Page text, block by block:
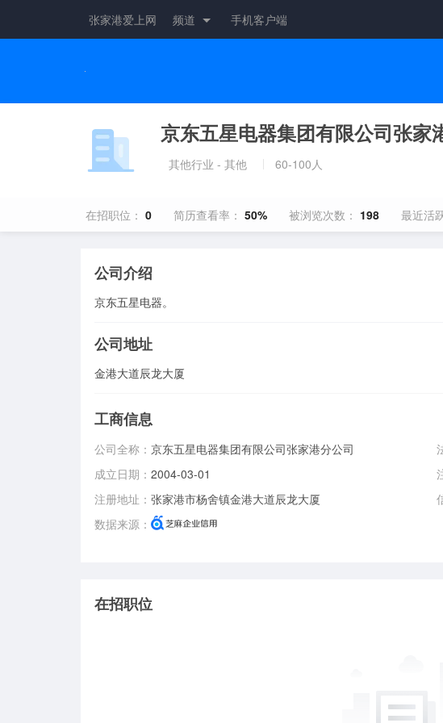
张家港爱上网 频道 手机客户端
京东五星电器集团有限公司张家
其他行业 - 其他 60-100人
在招职位： 0 简历查看率： 50% 被浏览次数： 198 最近活
公司介绍
京东五星电器。
公司地址
金港大道辰龙大厦
工商信息
公司全称：京东五星电器集团有限公司张家港分公司
成立日期：2004-03-01
注册地址：张家港市杨舍镇金港大道辰龙大厦
数据来源：
在招职位